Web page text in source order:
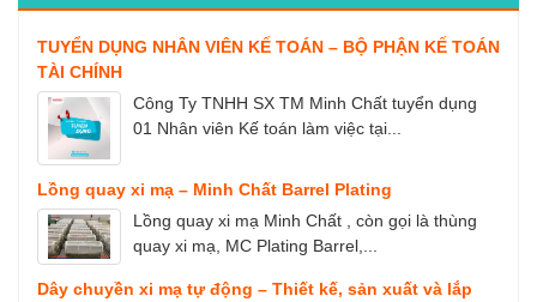
TUYỂN DỤNG NHÂN VIÊN KẾ TOÁN – BỘ PHẬN KẾ TOÁN
TÀI CHÍNH
Công Ty TNHH SX TM Minh Chất tuyển dụng
01 Nhân viên Kế toán làm việc tại...
Lồng quay xi mạ – Minh Chất Barrel Plating
Lồng quay xi mạ Minh Chất , còn gọi là thùng
quay xi mạ, MC Plating Barrel,...
Dây chuyền xi mạ tự động – Thiết kế, sản xuất và lắp